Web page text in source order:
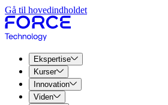
Gå til hovedindholdet
Ekspertise
Kurser
Innovation
Viden